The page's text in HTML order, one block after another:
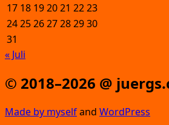
17 18 192021 2223
24252627282930
31
« Juli
© 2018–2026 @
Made by mys­elfand Word­Press